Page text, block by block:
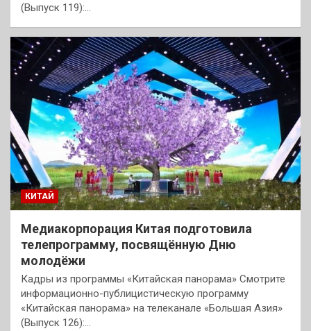
(Выпуск 119):…
КИТАЙ
Медиакорпорация Китая подготовила
телепрограмму, посвящённую Дню
молодёжи
Кадры из программы «Китайская панорама» Смотрите
информационно-публицистическую программу
«Китайская панорама» на телеканале «Большая Азия»
(Выпуск 126):…